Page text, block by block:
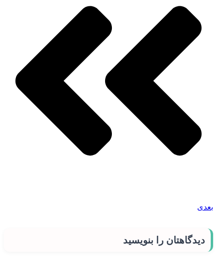
بعدی
دیدگاهتان را بنویسید